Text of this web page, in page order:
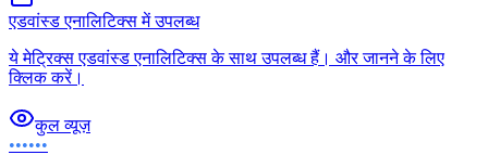
एडवांस्ड एनालिटिक्स में उपलब्ध
ये मेट्रिक्स एडवांस्ड एनालिटिक्स के साथ उपलब्ध हैं। और जानने के लिए
क्लिक करें।
कुल व्यूज़
••••••